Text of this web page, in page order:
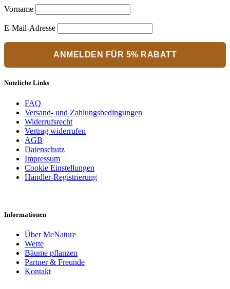
Vorname
E-Mail-Adresse
Nützliche Links
FAQ
Versand- und Zahlungsbedingungen
Widerrufsrecht
Vertrag widerrufen
AGB
Datenschutz
Impressum
Cookie Einstellungen
Händler-Registrierung
Informationen
Über MeNature
Werte
Bäume pflanzen
Partner & Freunde
Kontakt